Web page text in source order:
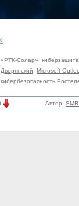
«РТК-Солар»
киберзащита
Дворянский
Microsoft
кибербезопасность
Автор: